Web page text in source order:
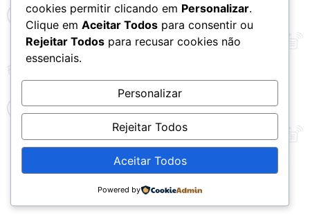
© 2026 – Rádio Chama - CNPJ: 20.679.360/0001-79
cookies permitir clicando em Personalizar.
Clique em Aceitar Todos para consentir ou
Rejeitar Todos para recusar cookies não
essenciais.
Personalizar
Rejeitar Todos
Aceitar Todos
Powered by